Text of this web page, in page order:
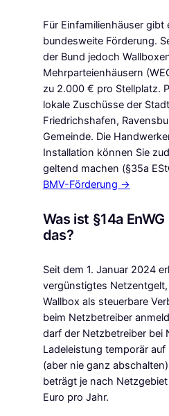
Für Einfamilienhäuser gibt
bundesweite Förderung.
der Bund jedoch
Mehrparteienhäusern
zu 2.000 € pro Stellplatz.
lokale Zuschüsse der
Friedrichshafen,
Gemeinde. Die
Installation können Sie
geltend machen (§35a
BMV-Förderung →
Was ist §14a
das?
Seit dem 1. Januar 2024
vergünstigtes
Wallbox als steuerbare
beim Netzbetreiber
darf der Netzbetreiber bei
Ladeleistung temporär
(aber nie ganz
beträgt je nach
Euro pro Jahr.